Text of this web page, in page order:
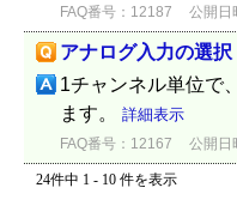
FAQ番号：12187 公開日
アナログ入力の選択
1チャンネル単位で
ます。 詳細表示
FAQ番号：12167 公開日
24件中 1 - 10 件を表示